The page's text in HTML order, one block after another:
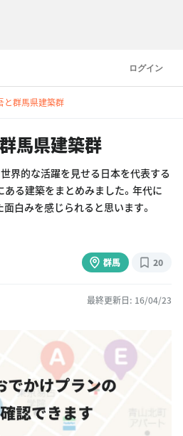
ログイン
と群馬県建築群
馬県建築群
界的な活躍を見せる日本を代表する
る建築をまとめみました。年代に
白みを感じられると思います。
群馬 20
最終更新日: 16/04/23